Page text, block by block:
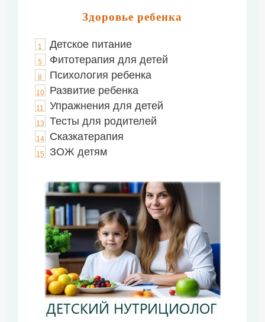
Здоровье ребенка
1 Детское питание
5 Фитотерапия для детей
8 Психология ребенка
10 Развитие ребенка
11 Упражнения для детей
13 Тесты для родителей
14 Сказкатерапия
15 ЗОЖ детям